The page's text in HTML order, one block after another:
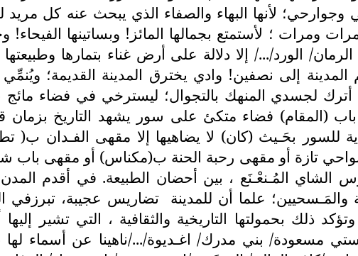
لأنها البهاء والصفاء الذي يبحث عنه كل
ومرات ؛ لأستمتع بجمالها المائز! وبساتينها الفيحاء!
الورد/.../ إلا دلالة على أرض غناء بتمارها
المدينة إلى نصفين! وادي يخترق المدينة القديمة؛
أترك لجسدي المنهك بالتجوال؛ ليسترخي في فضاء مائج
باب (المقام) فضاء متكئ على سور يشهد التاريخ بزمان
للسور بحَـيث (كان) لا يضاهيها إلا مقهى الفـدان
تازة أو مقهى رحبة الحنة ب(مكناس) أو مقهى
المُـنعْـنَع ، بين أحضان الطبيعة. في أقدم المدن
والمَـسحيين؛ علما أن للمدينة تضاريس عجيبة، تبرزفي
ذلك بحمولتها التاريخية والثقافية ، التي تشير
مسعودة/ بني مدرك/ اغـديوة/.../ناهينا عن أسماء لها